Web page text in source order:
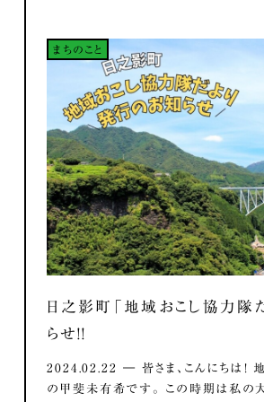
まちのこと
日之影町「地域おこし協力隊
らせ！！
2024.02.22 ― 皆さま、こんにちは！
の甲斐未有希です。 この時期は私の